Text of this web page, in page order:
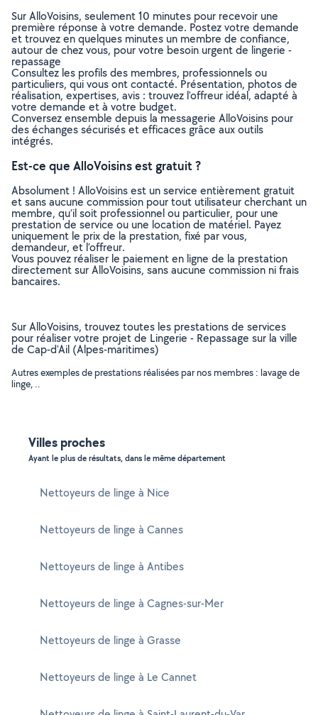
Sur AlloVoisins, seulement 10 minutes pour recevoir une
première réponse à votre demande. Postez votre demande
et trouvez en quelques minutes un membre de confiance,
autour de chez vous, pour votre besoin urgent de lingerie -
repassage
Consultez les profils des membres, professionnels ou
particuliers, qui vous ont contacté. Présentation, photos de
réalisation, expertises, avis : trouvez l'offreur idéal, adapté à
votre demande et à votre budget.
Conversez ensemble depuis la messagerie AlloVoisins pour
des échanges sécurisés et efficaces grâce aux outils
intégrés.
Est-ce que AlloVoisins est gratuit ?
Absolument ! AlloVoisins est un service entièrement gratuit
et sans aucune commission pour tout utilisateur cherchant un
membre, qu’il soit professionnel ou particulier, pour une
prestation de service ou une location de matériel. Payez
uniquement le prix de la prestation, fixé par vous,
demandeur, et l’offreur.
Vous pouvez réaliser le paiement en ligne de la prestation
directement sur AlloVoisins, sans aucune commission ni frais
bancaires.
Sur AlloVoisins, trouvez toutes les prestations de services
pour réaliser votre projet de Lingerie - Repassage sur la ville
de Cap-d'Ail (Alpes-maritimes)
Autres exemples de prestations réalisées par nos membres : lavage de
linge, ..
Villes proches
Ayant le plus de résultats, dans le même département
Nettoyeurs de linge à Nice
Nettoyeurs de linge à Cannes
Nettoyeurs de linge à Antibes
Nettoyeurs de linge à Cagnes-sur-Mer
Nettoyeurs de linge à Grasse
Nettoyeurs de linge à Le Cannet